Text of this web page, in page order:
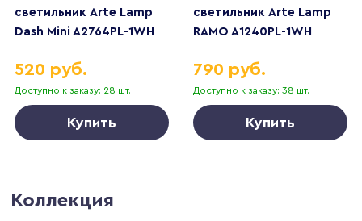
светильник Arte Lamp
Dash Mini A2764PL-1WH
Доступно к заказу: 28 шт.
520 руб.
Купить
светильник Arte Lamp
RAMO A1240PL-1WH
Доступно к заказу: 38 шт.
790 руб.
Купить
Коллекция